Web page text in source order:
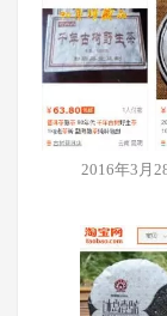
2016年3月